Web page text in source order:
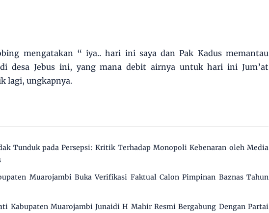
mengatakan “ iya.. hari ini saya dan Pak Kadus memantau
desa Jebus ini, yang mana debit airnya untuk hari ini Jum’at
lagi, ungkapnya.
Tunduk pada Persepsi: Kritik Terhadap Monopoli Kebenaran oleh Media
Muarojambi Buka Verifikasi Faktual Calon Pimpinan Baznas Tahun
Kabupaten Muarojambi Junaidi H Mahir Resmi Bergabung Dengan Partai